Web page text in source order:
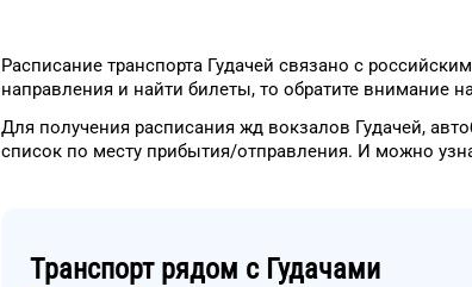
Расписание транспорта Гудачей связано с
направления и найти билеты, то обратите внимание
Для получения расписания жд вокзалов Гудачей,
список по месту прибытия/отправления. И можно
Транспорт рядом с Гудачами